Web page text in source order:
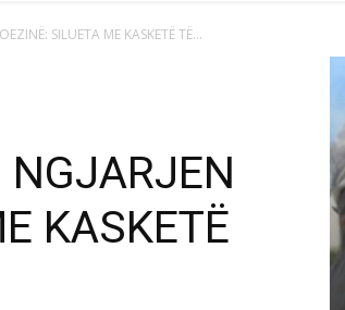
SILUETA ME KASKETË TË...
KASKETË